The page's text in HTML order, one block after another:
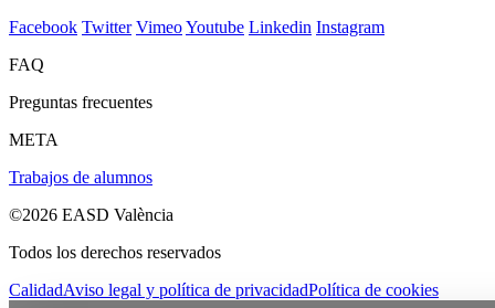
Facebook Twitter VimeoYoutube Linkedin Instagram
FAQ
Preguntas frecuentes
META
Trabajos de alumnos
©2026 EASD València
Todos los derechos reservados
CalidadAviso legal y política de privacidadPolítica de cookies